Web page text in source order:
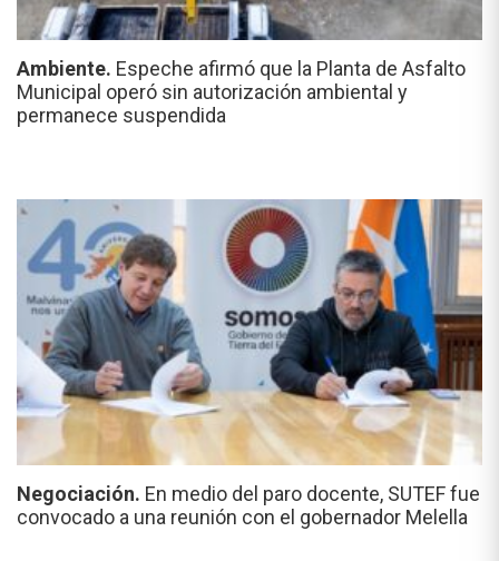
Ambiente. Espeche afirmó que la Planta de Asfalto
Municipal operó sin autorización ambiental y
permanece suspendida
Negociación. En medio del paro docente, SUTEF fue
convocado a una reunión con el gobernador Melella